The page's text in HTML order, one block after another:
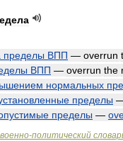
пределы ВПП — overrun
ВПП — overrun the
нормальных
пределы
пределы —
военно-политический